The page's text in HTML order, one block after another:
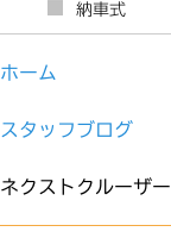
納車式
ホーム
スタッフブログ
ネクストクルーザー